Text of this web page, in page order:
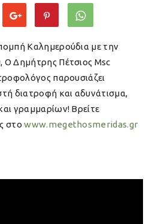
Καλημερούδια με την
Δημήτρης Πέτσιος Msc
παρουσιάζει
διατροφή και αδυνάτισμα,
γραμμαρίων! Βρείτε
στοwww.megethosmeridas.gr